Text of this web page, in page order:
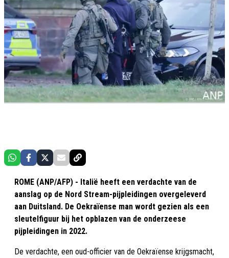
ROME (ANP/AFP) - Italië heeft een verdachte van de
aanslag op de Nord Stream-pijpleidingen overgeleverd
aan Duitsland. De Oekraïense man wordt gezien als een
sleutelfiguur bij het opblazen van de onderzeese
pijpleidingen in 2022.
De verdachte, een oud-officier van de Oekraïense krijgsmacht,